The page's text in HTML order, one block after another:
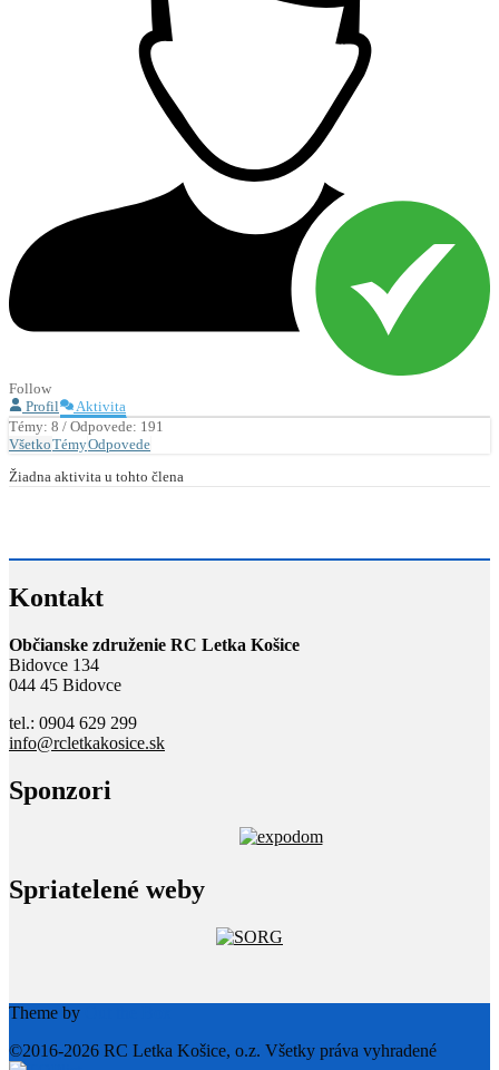
Follow
Profil
Aktivita
Témy: 8 / Odpovede: 191
VšetkoTémyOdpovede
Žiadna aktivita u tohto člena
Kontakt
Občianske združenie RC Letka Košice
Bidovce 134
044 45 Bidovce
tel.: 0904 629 299
info@rcletkakosice.sk
Sponzori
Spriatelené weby
Theme by
©2016-2026 RC Letka Košice, o.z. Všetky práva vyhradené